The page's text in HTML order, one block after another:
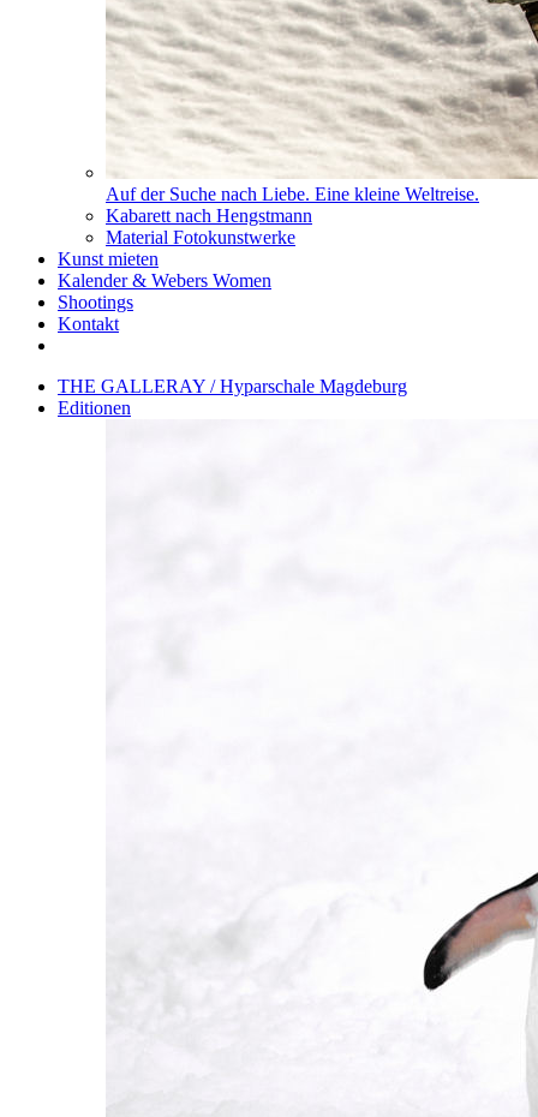
Auf der Suche nach Liebe. Eine kleine Weltreise.
Kabarett nach Hengstmann
Material Fotokunstwerke
Kunst mieten
Kalender & Webers Women
Shootings
Kontakt
THE GALLERAY / Hyparschale Magdeburg
Editionen